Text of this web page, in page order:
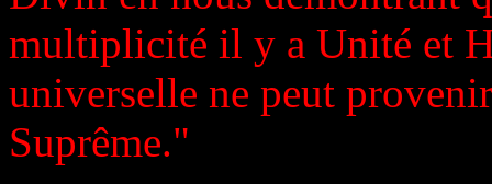
multiplicité il y a Unité et
universelle ne peut
Suprême."